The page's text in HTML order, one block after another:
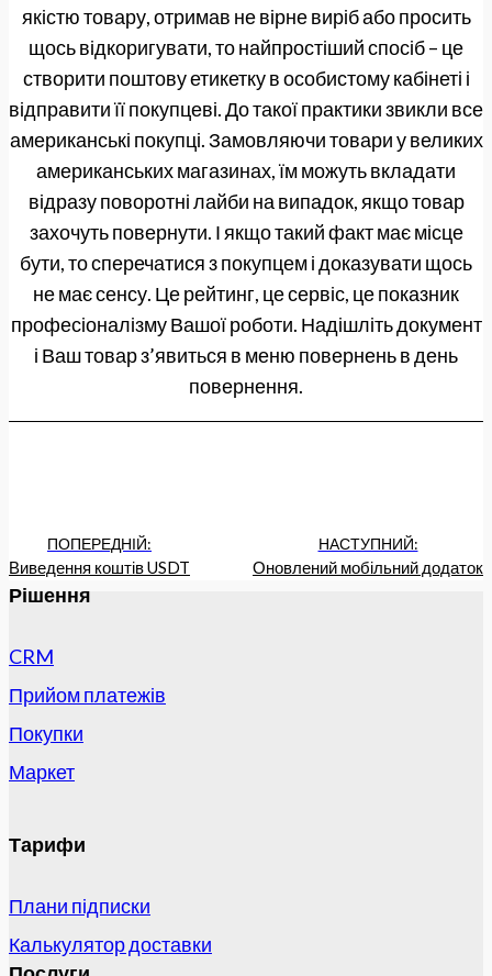
якістю товару, отримав не вірне виріб або просить
щось відкоригувати, то найпростіший спосіб – це
створити поштову етикетку в особистому кабінеті і
відправити її покупцеві. До такої практики звикли все
американські покупці. Замовляючи товари у великих
американських магазинах, їм можуть вкладати
відразу поворотні лайби на випадок, якщо товар
захочуть повернути. І якщо такий факт має місце
бути, то сперечатися з покупцем і доказувати щось
не має сенсу. Це рейтинг, це сервіс, це показник
професіоналізму Вашої роботи. Надішліть документ
і Ваш товар з’явиться в меню повернень в день
повернення.
ПОПЕРЕДНІЙ:
Виведення коштів USDT
НАСТУПНИЙ:
Оновлений мобільний додаток
Рішення
CRM
Прийом платежів
Покупки
Маркет
Тарифи
Плани підписки
Калькулятор доставки